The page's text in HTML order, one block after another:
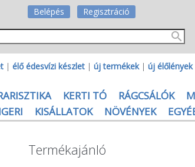
Belépés Regisztráció
| élő édesvízi készlet | új termékek| új élőlények
KERTI TÓ RÁGCSÁLÓK
KISÁLLATOK NÖVÉNYEK
Termékajánló